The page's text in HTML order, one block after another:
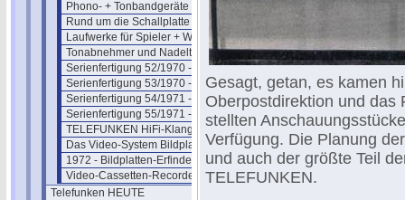
Phono- + Tonbandgeräte aus Berlin
Rund um die Schallplatte (1970)
Laufwerke für Spieler + Wechsler
Tonabnehmer und Nadelträger
Serienfertigung 52/1970 - Thema 1
Serienfertigung 53/1970 - Thema 2
Serienfertigung 54/1971 - Thema 3
Serienfertigung 55/1971 - Thema 4
TELEFUNKEN HiFi-Klangbox TL70
Das Video-System Bildplatte
1972 - Bildplatten-Erfinder geehrt
Video-Cassetten-Recorder VR 40
Telefunken HEUTE
Gesagt, getan, es kamen
Oberpostdirektion und das
stellten
Verfügung. Die Planung
und auch der größte Teil
TELEFUNKEN.